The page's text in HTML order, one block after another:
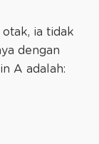
ia tidak
dengan
A adalah: